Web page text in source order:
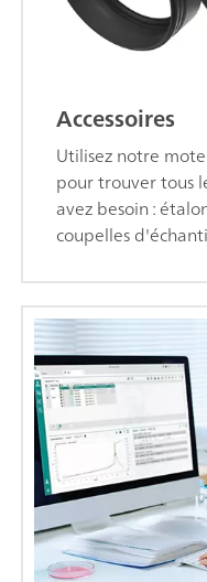
Accessoires
Utilisez notre
pour trouver tous
avez besoin :
coupelles